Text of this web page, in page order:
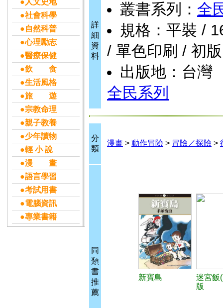
●人文史地
●社會科學
●自然科普
●心理勵志
●醫療保健
●飲 食
●生活風格
●旅 遊
●宗教命理
●親子教養
●少年讀物
●輕 小 說
●漫 畫
●語言學習
●考試用書
●電腦資訊
●專業書籍
詳
細
資
料
叢書系列： 全
規格：平裝 /
/ 單色印刷 / 初版
出版地：台灣
全民系列
分
類
漫畫 > 動作冒險 > 冒險／探險 >
同
類
書
推
薦
新寶島
迷宮飯
版